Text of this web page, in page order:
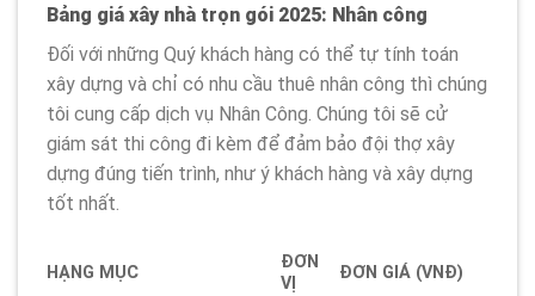
Bảng giá xây nhà trọn gói 2025: Nhân công
Đối với những Quý khách hàng có thể tự tính toán
xây dựng và chỉ có nhu cầu thuê nhân công thì chúng
tôi cung cấp dịch vụ Nhân Công. Chúng tôi sẽ cử
giám sát thi công đi kèm để đảm bảo đội thợ xây
dựng đúng tiến trình, như ý khách hàng và xây dựng
tốt nhất.
HẠNG MỤC
ĐƠN
VỊ
ĐƠN GIÁ (VNĐ)